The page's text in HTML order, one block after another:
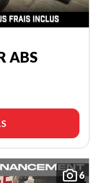
ABS
6